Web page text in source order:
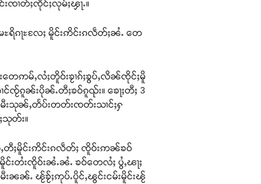
းၸၢတ်ႈၸိုင်ႈလုမ်ႈၾႃႉ။
ရိၵႃႊလႄႈ မိူင်းဢိင်းၵလဵတ်ႈၼႆႉ တေ
းတေဢမ်ႇလႆႈတိူဝ်းၶႂၢၵ်ႈၶွပ်ႇလိၼ်ၸိုင်ႈမိူ
ၵူၼ်းပိုၼ်ႉတီႈၶဝ်ၵူၺ်း။ ၶေႃႈတီႈ 3
သုၼ်ႇတႅပ်းတတ်းၸတ်းသၢင်ႈႁ
သုတ်း။
ယူႇတီႈမိူင်းဢိင်းၵလဵတ်ႈ ၸိူဝ်းဢၼ်ၶဝ်
င်းတႆးၸိူဝ်းၼႆႉၼႆႉ ၶဝ်တေလႆႈ ပွႆႇၽႃႈ
မီးၼၼ်ႉ ၽႂ်ၶႂ်ႈဢုပ်ႉပိူင်ႇၽွင်းငမ်းမိူင်းၽႂ်